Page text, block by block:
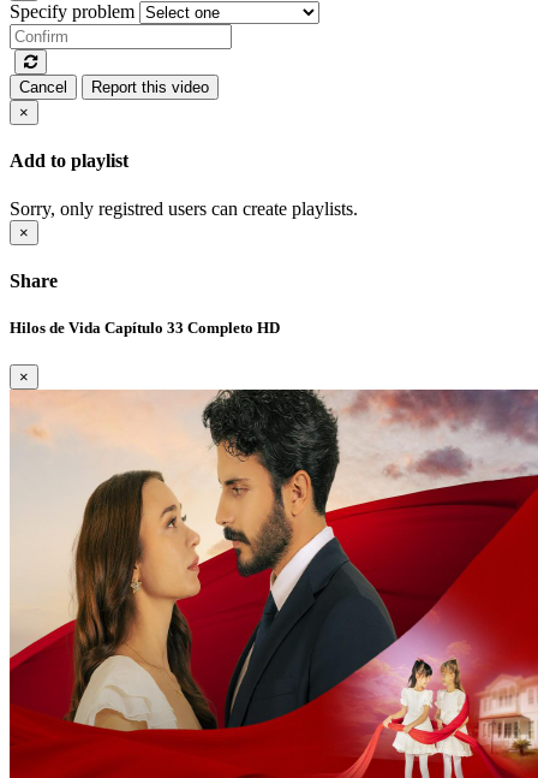
Specify problem
Cancel
Report this video
×
Add to playlist
Sorry, only registred users can create playlists.
×
Share
Hilos de Vida Capítulo 33 Completo HD
×